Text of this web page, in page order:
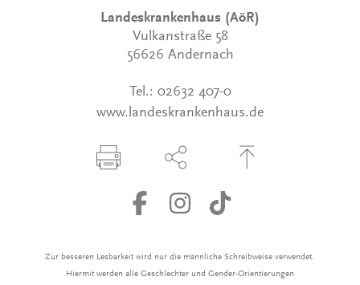
Landeskrankenhaus (AöR)
Vulkanstraße 58
56626 Andernach
Tel.: 02632 407-0
www.landeskrankenhaus.de
Zur besseren Lesbarkeit wird nur die männliche Schreibweise verwendet.
Hiermit werden alle Geschlechter und Gender-Orientierungen